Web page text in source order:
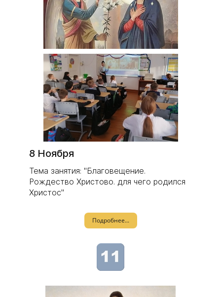
8 Ноября
Тема занятия: "Благовещение.
Рождество Христово. для чего родился
Христос"
Подробнее...